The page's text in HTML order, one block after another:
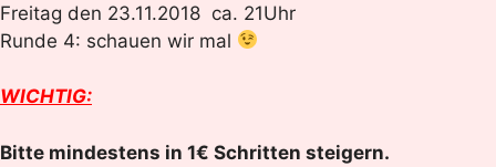
Freitag den 23.11.2018 ca. 21Uhr
Runde 4: schauen wir mal
WICHTIG:
Bitte mindestens in 1€ Schritten steigern.